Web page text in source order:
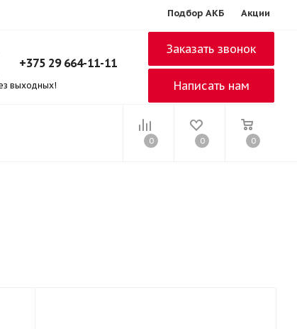
Подбор АКБ Акции
+375 29 664-11-11
выходных!
Заказать звонок
Написать нам
0 0 0